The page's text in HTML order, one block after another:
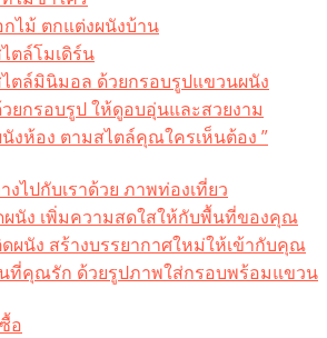
ไม้ ตกแต่งผนังบ้าน
ตล์โมเดิร์น
ตล์มินิมอล ด้วยกรอบรูปแขวนผนัง
ยกรอบรูป ให้ดูอบอุ่นและสวยงาม
งห้อง ตามสไตล์คุณใครเห็นต้อง ”
งไปกับเราด้วย ภาพท่องเที่ยว
นัง เพิ่มความสดใสให้กับพื้นที่ของคุณ
ผนัง สร้างบรรยากาศใหม่ให้เข้ากับคุณ
ที่คุณรัก ด้วยรูปภาพใส่กรอบพร้อมแขวน​
อ